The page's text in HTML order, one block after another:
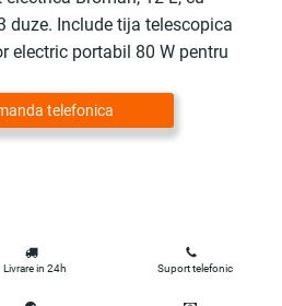
duze. Include tija telescopica
electric portabil 80 W pentru
telefonica
Livrare in 24h Suport telefonic